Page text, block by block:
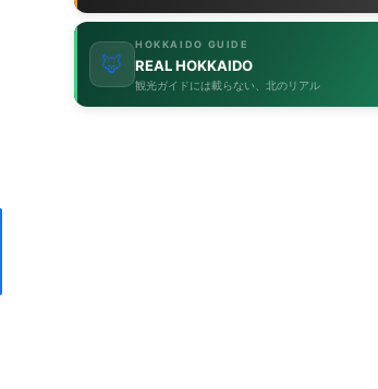
🦊
HOKKAIDO GUIDE
REAL HOKKAIDO
観光ガイドには載らない、北のリアル